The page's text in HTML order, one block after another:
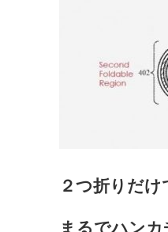
２つ折りだ
まるでハン